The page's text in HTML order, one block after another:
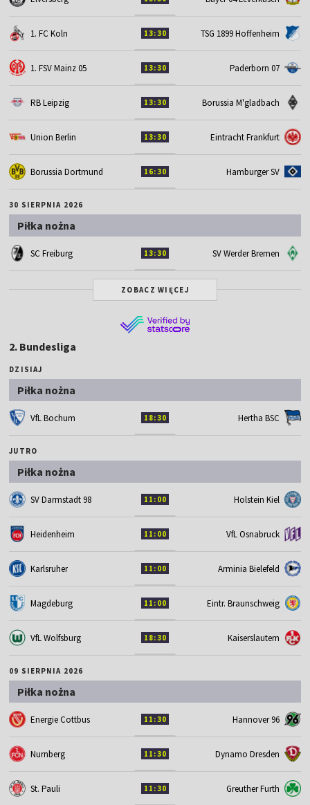
1. FC Koln 13:30 TSG 1899 Hoffenheim
1. FSV Mainz 05 13:30 Paderborn 07
RB Leipzig 13:30 Borussia M'gladbach
Union Berlin 13:30 Eintracht Frankfurt
Borussia Dortmund 16:30 Hamburger SV
30 SIERPNIA 2026
Piłka nożna
SC Freiburg 13:30 SV Werder Bremen
ZOBACZ WIĘCEJ
2. Bundesliga
DZISIAJ
Piłka nożna
VfL Bochum 18:30 Hertha BSC
JUTRO
Piłka nożna
SV Darmstadt 98 11:00 Holstein Kiel
Heidenheim 11:00 VfL Osnabruck
Karlsruher 11:00 Arminia Bielefeld
Magdeburg 11:00 Eintr. Braunschweig
VfL Wolfsburg 18:30 Kaiserslautern
09 SIERPNIA 2026
Piłka nożna
Energie Cottbus 11:30 Hannover 96
Nurnberg 11:30 Dynamo Dresden
St. Pauli 11:30 Greuther Furth